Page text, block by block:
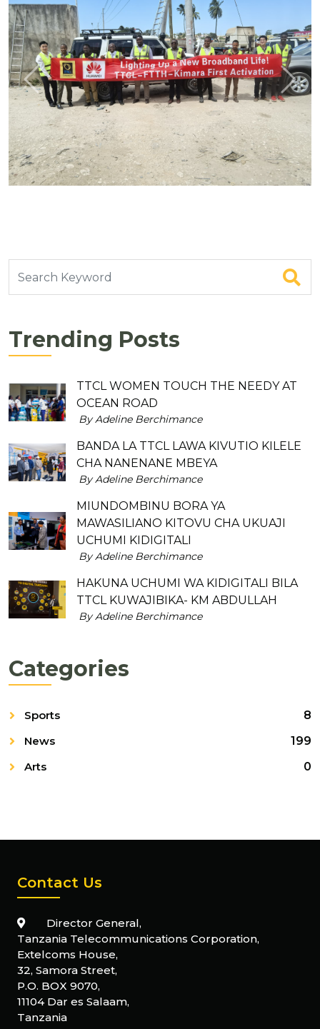
Previous Next
Trending Posts
TTCL WOMEN TOUCH THE NEEDY AT
OCEAN ROAD
By Adeline Berchimance
BANDA LA TTCL LAWA KIVUTIO KILELE
CHA NANENANE MBEYA
By Adeline Berchimance
MIUNDOMBINU BORA YA
MAWASILIANO KITOVU CHA UKUAJI
UCHUMI KIDIGITALI
By Adeline Berchimance
HAKUNA UCHUMI WA KIDIGITALI BILA
TTCL KUWAJIBIKA- KM ABDULLAH
By Adeline Berchimance
Categories
Sports
8
News
199
Arts
0
Contact Us
Director General,
Tanzania Telecommunications Corporation,
Extelcoms House,
32, Samora Street,
P.O. BOX 9070,
11104 Dar es Salaam,
Tanzania